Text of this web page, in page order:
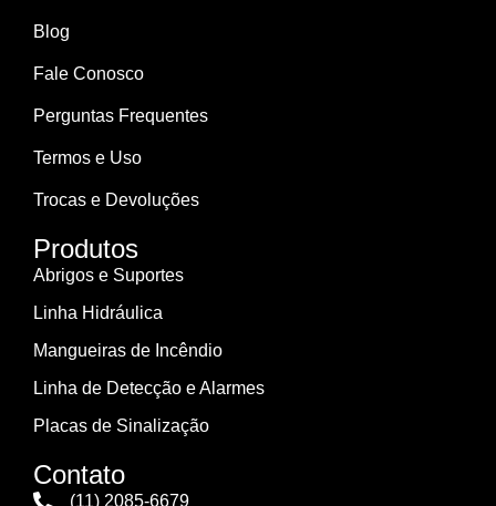
Blog
Fale Conosco
Perguntas Frequentes
Termos e Uso
Trocas e Devoluções
Produtos
Abrigos e Suportes
Linha Hidráulica
Mangueiras de Incêndio
Linha de Detecção e Alarmes
Placas de Sinalização
Contato
(11) 2085-6679